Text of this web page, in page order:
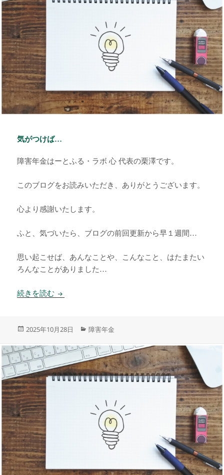
気がつけば…
障害年金はーとふる・ラボ 心 代表の栗澤です。
このブログをお読みいただき、ありがとうございます。
心より感謝いたします。
ふと、気づいたら、ブログの前回更新から早１週間…
思い起こせば、あんなことや、こんなこと、はたまたい
ろんなことがありました…
続きを読む 気がつけば…
投
日:
2025年10月28日
カ
ゴ
リ
ー
障害年金